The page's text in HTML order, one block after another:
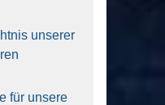
unse­rer
für unse­re